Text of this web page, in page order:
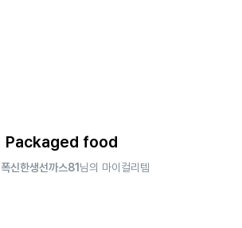
Packaged food
폭신한생선까스81 님의 마이컬리템